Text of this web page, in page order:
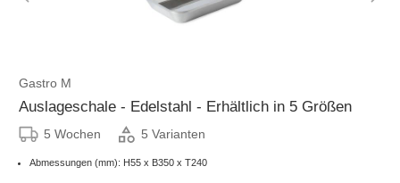
Gastro M
Auslageschale - Edelstahl - Erhältlich in 5 Größen
5 Wochen 5 Varianten
Abmessungen (mm): H55 x B350 x T240